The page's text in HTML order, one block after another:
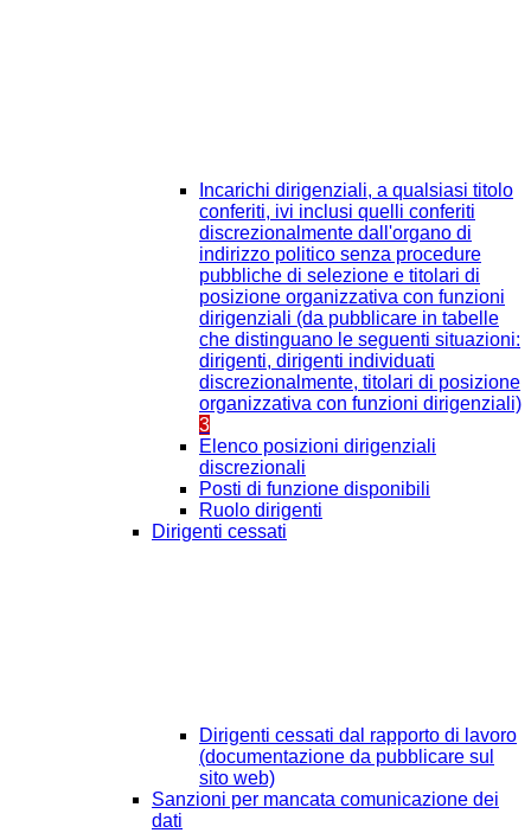
Incarichi dirigenziali, a qualsiasi titolo
conferiti, ivi inclusi quelli conferiti
discrezionalmente dall'organo di
indirizzo politico senza procedure
pubbliche di selezione e titolari di
posizione organizzativa con funzioni
dirigenziali (da pubblicare in tabelle
che distinguano le seguenti situazioni:
dirigenti, dirigenti individuati
discrezionalmente, titolari di posizione
organizzativa con funzioni dirigenziali)
3
Elenco posizioni dirigenziali
discrezionali
Posti di funzione disponibili
Ruolo dirigenti
Dirigenti cessati
Dirigenti cessati dal rapporto di lavoro
(documentazione da pubblicare sul
sito web)
Sanzioni per mancata comunicazione dei
dati